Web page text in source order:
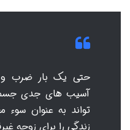
حتی یک بار ضرب
آسیب های جدی
تواند به عنوان سوء
زندگی را برای زوجه